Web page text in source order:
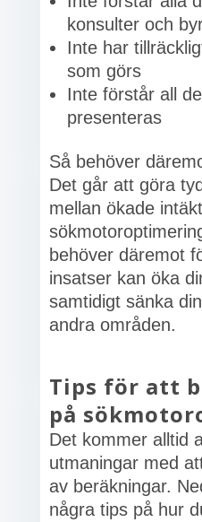
konsulter och
Inte har
som görs
Inte förstår all
presenteras
Så behöver
Det går att göra
mellan ökade
behöver däremot
insatser kan öka
samtidigt sänka
andra områden.
Tips för att
på
Det kommer alltid
utmaningar med
av beräkningar.
några tips på hur